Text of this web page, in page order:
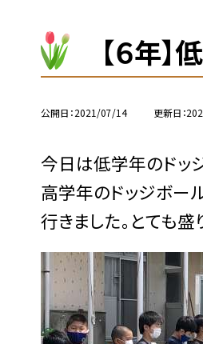
【６年
公開日 2021/07/14 更新日
今日は低学年のドッ
高学年のドッジボー
行きました。とても盛